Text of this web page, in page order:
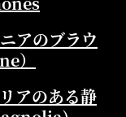
アのブラウ
）
アのある静